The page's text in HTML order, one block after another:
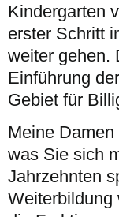
Kindergarten
erster Schritt
weiter gehen.
Einführung
Gebiet für
Meine
was Sie sich
Jahrzehnten
Weiterbildung